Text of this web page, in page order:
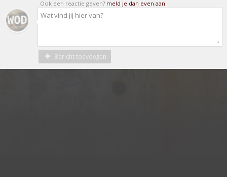
Ook een reactie geven? meld je dan even aan
Bericht toevoegen